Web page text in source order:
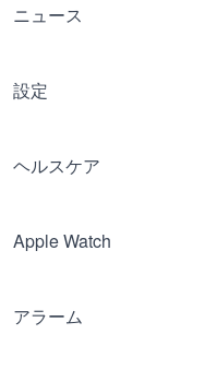
ニュース
設定
ヘルスケア
Apple Watch
アラーム